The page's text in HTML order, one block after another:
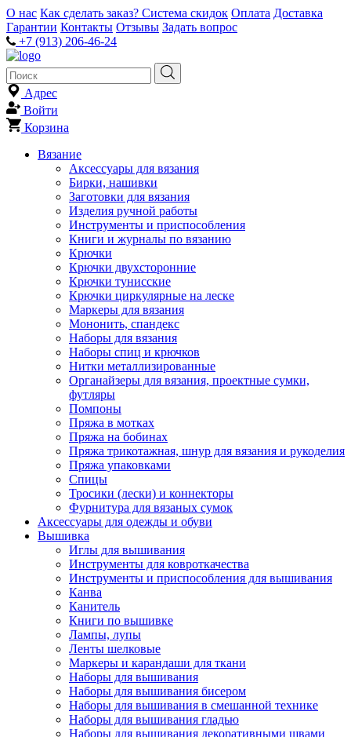
О нас Как сделать заказ? Система скидок Оплата Доставка
Гарантии Контакты Отзывы Задать вопрос
+7 (913) 206-46-24
Адрес
Войти
Корзина
Вязание
Аксессуары для вязания
Бирки, нашивки
Заготовки для вязания
Изделия ручной работы
Инструменты и приспособления
Книги и журналы по вязанию
Крючки
Крючки двухсторонние
Крючки тунисские
Крючки циркулярные на леске
Маркеры для вязания
Мононить, спандекс
Наборы для вязания
Наборы спиц и крючков
Нитки металлизированные
Органайзеры для вязания, проектные сумки,
футляры
Помпоны
Пряжа в мотках
Пряжа на бобинах
Пряжа трикотажная, шнур для вязания и рукоделия
Пряжа упаковками
Спицы
Тросики (лески) и коннекторы
Фурнитура для вязаных сумок
Аксессуары для одежды и обуви
Вышивка
Иглы для вышивания
Инструменты для ковроткачества
Инструменты и приспособления для вышивания
Канва
Канитель
Книги по вышивке
Лампы, лупы
Ленты шелковые
Маркеры и карандаши для ткани
Наборы для вышивания
Наборы для вышивания бисером
Наборы для вышивания в смешанной технике
Наборы для вышивания гладью
Наборы для вышивания декоративными швами